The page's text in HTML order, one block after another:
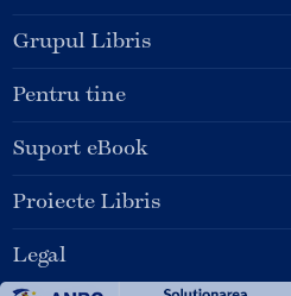
Grupul Libris
Pentru tine
Suport eBook
Proiecte Libris
Legal